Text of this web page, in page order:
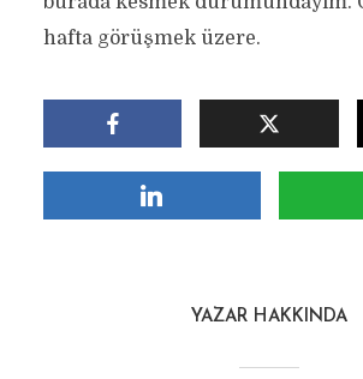
hafta görüşmek üzere.
YAZAR HAKKINDA